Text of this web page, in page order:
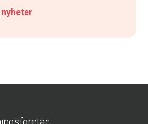
nyheter